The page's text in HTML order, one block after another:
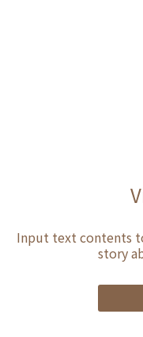
Input text contents
story